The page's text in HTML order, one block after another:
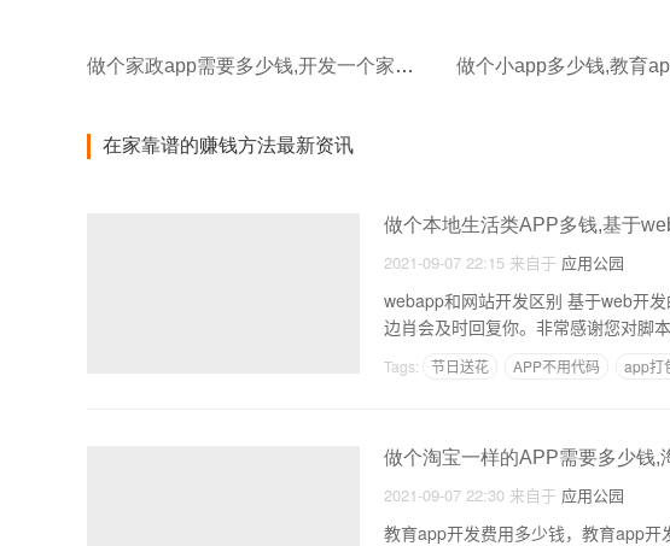
做个家政app需要多少钱,开发一个家政APP需要多少钱 做个小app多少钱,教育
在家靠谱的赚钱方法最新资讯
做个本地生活类APP多钱,基于
2021-09-07 22:15 来自于 应用公园
webapp和网站开发区别 基于web开
边肖会及时回复你。非常感谢您对脚
Tags: 节日送花 APP不用代码 app打
做个淘宝一样的APP需要多少钱,
2021-09-07 22:30 来自于 应用公园
教育app开发费用多少钱，教育app开